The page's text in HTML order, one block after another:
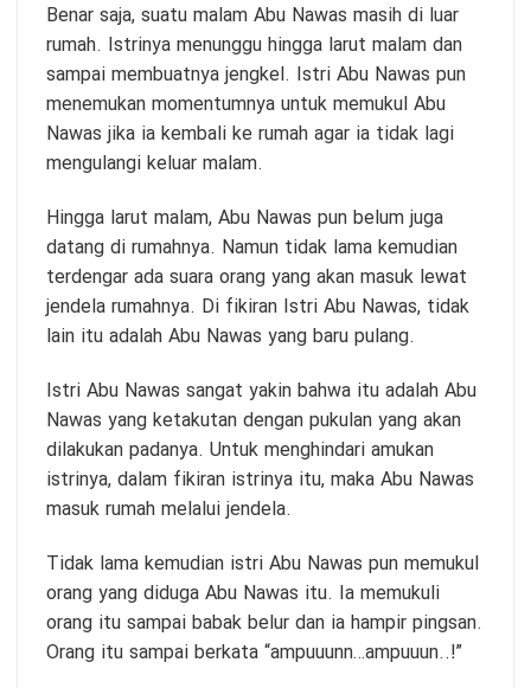
Benar saja, suatu malam Abu Nawas masih di luar
rumah. Istrinya menunggu hingga larut malam dan
sampai membuatnya jengkel. Istri Abu Nawas pun
menemukan momentumnya untuk memukul Abu
Nawas jika ia kembali ke rumah agar ia tidak lagi
mengulangi keluar malam.
Hingga larut malam, Abu Nawas pun belum juga
datang di rumahnya. Namun tidak lama kemudian
terdengar ada suara orang yang akan masuk lewat
jendela rumahnya. Di fikiran Istri Abu Nawas, tidak
lain itu adalah Abu Nawas yang baru pulang.
Istri Abu Nawas sangat yakin bahwa itu adalah Abu
Nawas yang ketakutan dengan pukulan yang akan
dilakukan padanya. Untuk menghindari amukan
istrinya, dalam fikiran istrinya itu, maka Abu Nawas
masuk rumah melalui jendela.
Tidak lama kemudian istri Abu Nawas pun memukul
orang yang diduga Abu Nawas itu. Ia memukuli
orang itu sampai babak belur dan ia hampir pingsan.
Orang itu sampai berkata “ampuuunn…ampuuun..!”